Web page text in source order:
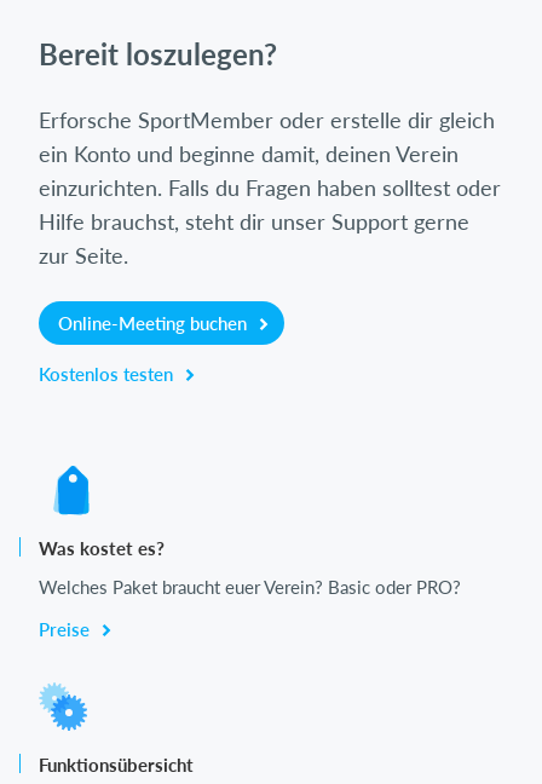
Bereit loszulegen?
Erforsche SportMember oder erstelle dir gleich
ein Konto und beginne damit, deinen Verein
einzurichten. Falls du Fragen haben solltest oder
Hilfe brauchst, steht dir unser Support gerne
zur Seite.
Online-Meeting buchen
Kostenlos testen
Was kostet es?
Welches Paket braucht euer Verein? Basic oder PRO?
Preise
Funktionsübersicht